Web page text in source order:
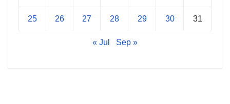
25 26 27 28 29 30 31
« Jul Sep »